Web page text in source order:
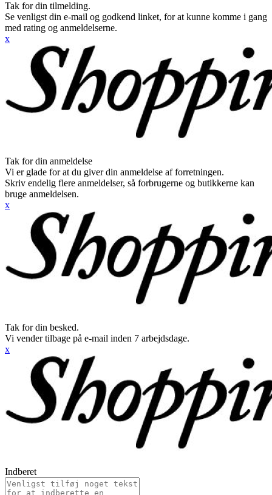
Tak for din tilmelding.
Se venligst din e-mail og godkend linket, for at kunne komme i gang
med rating og anmeldelserne.
x
Tak for din anmeldelse
Vi er glade for at du giver din anmeldelse af forretningen.
Skriv endelig flere anmeldelser, så forbrugerne og butikkerne kan
bruge anmeldelsen.
x
Tak for din besked.
Vi vender tilbage på e-mail inden 7 arbejdsdage.
x
Indberet